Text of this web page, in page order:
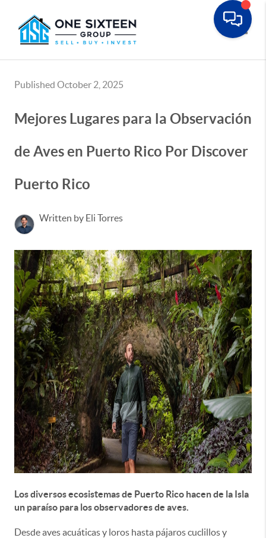
Published October 2, 2025
Mejores Lugares para la Observación
de Aves en Puerto Rico Por Discover
Puerto Rico
Written by Eli Torres
Los diversos ecosistemas de Puerto Rico hacen de la Isla
un paraíso para los observadores de aves.
Desde aves acuáticas y loros hasta pájaros cuclillos y